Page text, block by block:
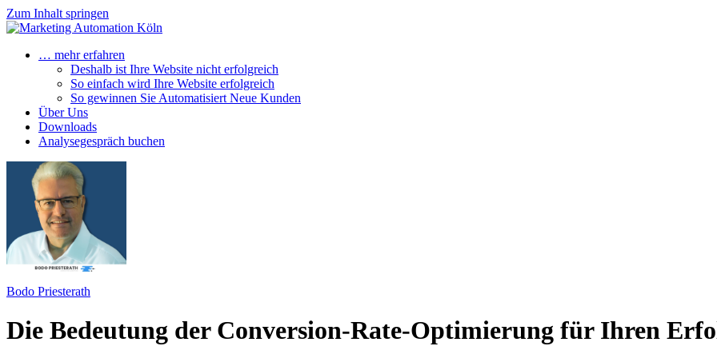
Zum Inhalt springen
… mehr erfahren
Deshalb ist Ihre Website nicht erfolgreich
So einfach wird Ihre Website erfolgreich
So gewinnen Sie Automatisiert Neue Kunden
Über Uns
Downloads
Analysegespräch buchen
Bodo Priesterath
Die Bedeutung der Conversion-Rate-Optimierung für Ihren